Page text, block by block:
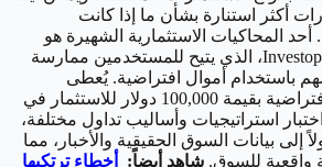
أكثر استنارة بشأن ما إذا كانت
أحد المحاكيات الاستثمارية الشهيرة هو
محاكي الأسهم من Investopedia، الذي يتيح للمستخدمين ممارسة
باستخدام أموال افتراضية. يُعطى
المستخدمون محفظة افتراضية بقيمة 100,000 دولار للاستثمار في
استراتيجيات وأساليب تداول مختلفة،
إلى بيانات السوق الحقيقية والأخبار، مما
واقعية للسوق. شاهد أيضاً:
أخطاء ترتكبها